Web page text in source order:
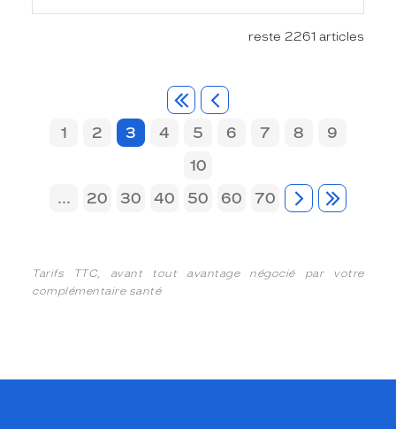
reste 2261 articles
1 2 3 4 5 6 7 8
9
10
...
20 30 40 50 60 70
Tarifs TTC, avant tout avantage négocié par votre
complémentaire santé